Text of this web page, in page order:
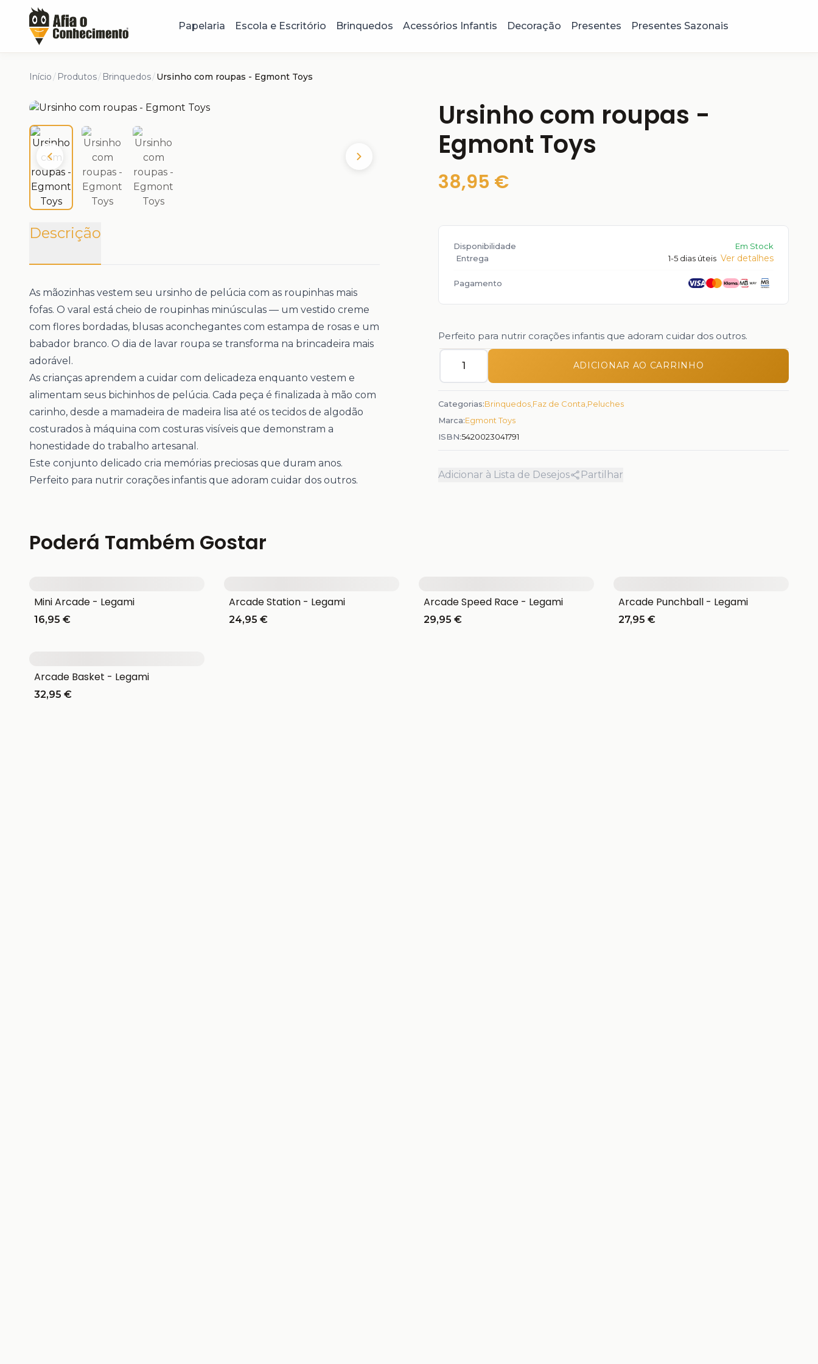
Papelaria Escola e Escritório Brinquedos Acessórios Infantis Decoração Presentes Presentes Sazonais
Início / Produtos/ Brinquedos/Ursinho com roupas - Egmont Toys
Descrição
As mãozinhas vestem seu ursinho de pelúcia com as roupinhas mais
fofas. O varal está cheio de roupinhas minúsculas — um vestido creme
com flores bordadas, blusas aconchegantes com estampa de rosas e um
babador branco. O dia de lavar roupa se transforma na brincadeira mais
adorável.
As crianças aprendem a cuidar com delicadeza enquanto vestem e
alimentam seus bichinhos de pelúcia. Cada peça é finalizada à mão com
carinho, desde a mamadeira de madeira lisa até os tecidos de algodão
costurados à máquina com costuras visíveis que demonstram a
honestidade do trabalho artesanal.
Este conjunto delicado cria memórias preciosas que duram anos.
Perfeito para nutrir corações infantis que adoram cuidar dos outros.
Ursinho com roupas -
Egmont Toys
38,95 €
Disponibilidade
Em Stock
Entrega
1-5 dias úteis Ver detalhes
Pagamento
Perfeito para nutrir corações infantis que adoram cuidar dos outros.
Quantidade
ADICIONAR AO CARRINHO
Categorias:Brinquedos Faz de Conta Peluches
Marca:Egmont Toys
ISBN:5420023041791
Adicionar à Lista de Desejos Partilhar
Poderá Também Gostar
Mini Arcade - Legami
16,95 €
Arcade Station - Legami
24,95 €
Arcade Speed Race - Legami
29,95 €
Arcade Punchball - Legami
27,95 €
Arcade Basket - Legami
32,95 €